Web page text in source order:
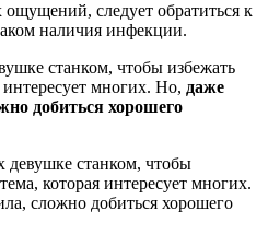
следует обратиться к
наличия инфекции.
станком, чтобы избежать
интересует многих. Но, даже
добиться хорошего
девушке станком, чтобы
которая интересует многих.
сложно добиться хорошего